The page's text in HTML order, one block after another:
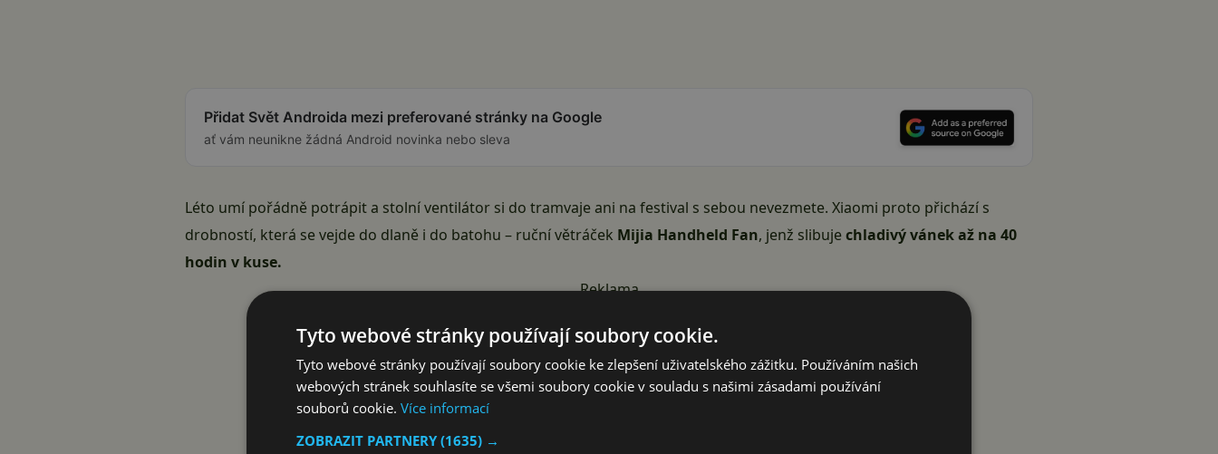
Přidat Svět Androida mezi preferované stránky na Google
ať vám neunikne žádná Android novinka nebo sleva
Léto umí pořádně potrápit a stolní ventilátor si do tramvaje ani na festival s sebou nevezmete. Xiaomi proto přichází s
drobností, která se vejde do dlaně i do batohu – ruční větráček Mijia Handheld Fan, jenž slibujechladivý vánek až na 40
hodin v kuse.
Reklama
Tyto webové stránky používají soubory cookie.
Tyto webové stránky používají soubory cookie ke zlepšení uživatelského zážitku. Používáním našich
webových stránek souhlasíte se všemi soubory cookie v souladu s našimi zásadami používání
souborů cookie. Více informací
ZOBRAZIT PARTNERY(1635) →